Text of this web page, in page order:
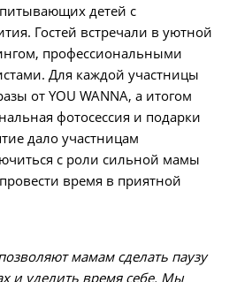
детей с
Гостей встречали в уютной
профессиональными
Для каждой участницы
от YOU WANNA, а итогом
фотосессия и подарки
дало участницам
с роли сильной мамы
время в приятной
мамам сделать паузу
и уделить время себе. Мы